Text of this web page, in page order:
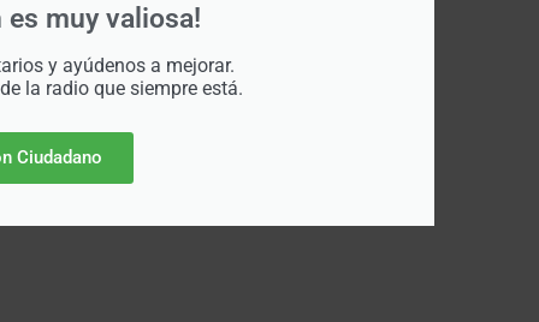
es muy valiosa!
y ayúdenos a mejorar.
la radio que siempre está.
Ciudadano